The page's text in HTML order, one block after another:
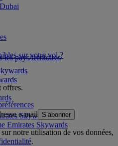
les pays/territoires
sur votre vol ?
Skywards
Emirates Skywards
offres.
e-mail
S’abonner
notre utilisation de vos données,
.